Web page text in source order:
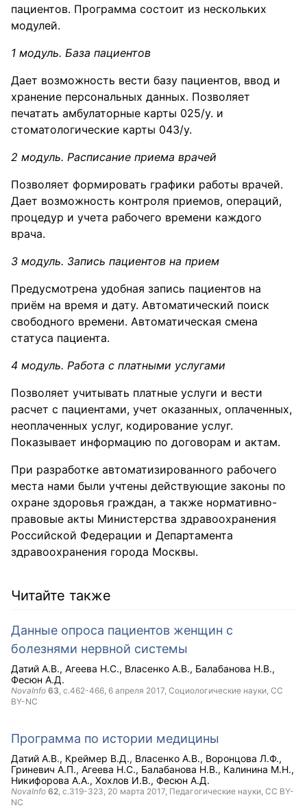
пациентов. Программа состоит из нескольких
модулей.
1 модуль. База пациентов
Дает возможность вести базу пациентов, ввод и
хранение персональных данных. Позволяет
печатать амбулаторные карты 025/у. и
стоматологические карты 043/у.
2 модуль. Расписание приема врачей
Позволяет формировать графики работы врачей.
Дает возможность контроля приемов, операций,
процедур и учета рабочего времени каждого
врача.
3 модуль. Запись пациентов на прием
Предусмотрена удобная запись пациентов на
приём на время и дату. Автоматический поиск
свободного времени. Автоматическая смена
статуса пациента.
4 модуль. Работа с платными услугами
Позволяет учитывать платные услуги и вести
расчет с пациентами, учет оказанных, оплаченных,
неоплаченных услуг, кодирование услуг.
Показывает информацию по договорам и актам.
При разработке автоматизированного рабочего
места нами были учтены действующие законы по
охране здоровья граждан, а также нормативно-
правовые акты Министерства здравоохранения
Российской Федерации и Департамента
здравоохранения города Москвы.
Читайте также
Данные опроса пациентов женщин с
болезнями нервной системы
Датий А.В. Агеева Н.С. Власенко А.В. Балабанова Н.В.
Фесюн А.Д.
NovaInfo 63, с.462-466, 6 апреля 2017, Социологические науки, CC
BY-NC
Программа по истории медицины
Датий А.В. Креймер В.Д. Власенко А.В. Воронцова Л.Ф.
Гриневич А.П. Агеева Н.С. Балабанова Н.В. Калинина М.Н.
Никифорова А.А. Хохлов И.В. Фесюн А.Д.
NovaInfo 62, с.319-323, 20 марта 2017, Педагогические науки, CC BY-
NC